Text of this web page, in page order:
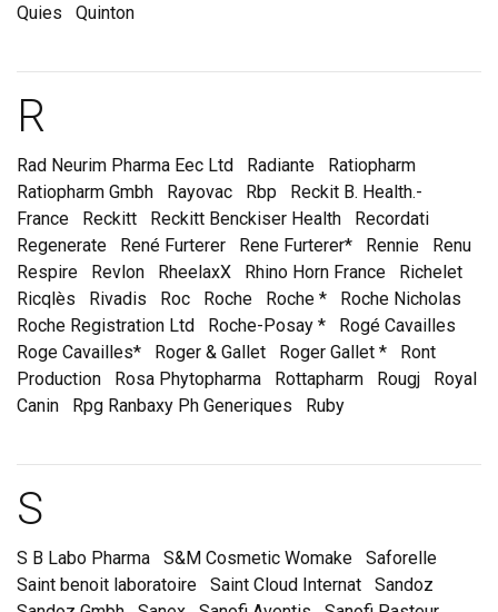
Quies Quinton
Marques et
R
Rad Neurim Pharma Eec Ltd Radiante
Ratiopharm
Ratiopharm Gmbh
Rayovac Rbp
Reckit B. Health.-
France
Reckitt Reckitt Benckiser Health
Recordati
Regenerate
René Furterer Rene Furterer* Rennie
Renu
Respire
Revlon RheelaxX Rhino Horn France
Richelet
Ricqlès
Rivadis Roc Roche Roche *
Roche Nicholas
Roche Registration Ltd
Roche-Posay *
Rogé Cavailles
Roge Cavailles*
Roger & Gallet Roger Gallet *
Ront
Production
Rosa Phytopharma Rottapharm Rougj
Royal
Canin
Rpg Ranbaxy Ph Generiques Ruby
Marques et
S
S B Labo Pharma S&M Cosmetic Womake
Saforelle
Saint benoit laboratoire
Saint Cloud Internat
Sandoz